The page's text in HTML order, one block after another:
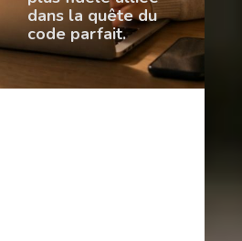
dans la quête du
code parfait.